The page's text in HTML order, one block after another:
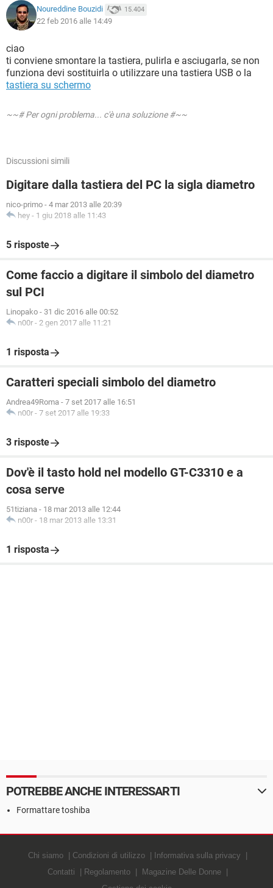
Noureddine Bouzidi 15.404
22 feb 2016 alle 14:49
ciao
ti conviene smontare la tastiera, pulirla e asciugarla, se non
funziona devi sostituirla o utilizzare una tastiera USB o la
tastiera su schermo
~~# Per ogni problema... c'è una soluzione #~~
Discussioni simili
Digitare dalla tastiera del PC la sigla diametro
nico-primo - 4 mar 2013 alle 20:39
hey - 1 giu 2018 alle 11:43
5 risposte
Come faccio a digitare il simbolo del diametro
sul PCI
Linopako - 31 dic 2016 alle 00:52
n00r - 2 gen 2017 alle 11:21
1 risposta
Caratteri speciali simbolo del diametro
Andrea49Roma - 7 set 2017 alle 16:51
n00r - 7 set 2017 alle 19:33
3 risposte
Dov'è il tasto hold nel modello GT-C3310 e a
cosa serve
51tiziana - 18 mar 2013 alle 12:44
n00r - 18 mar 2013 alle 13:31
1 risposta
POTREBBE ANCHE INTERESSARTI
Formattare toshiba
Chi siamo Condizioni di utilizzo
Informativa sulla privacy
Contatti
Regolamento
Magazine Delle Donne